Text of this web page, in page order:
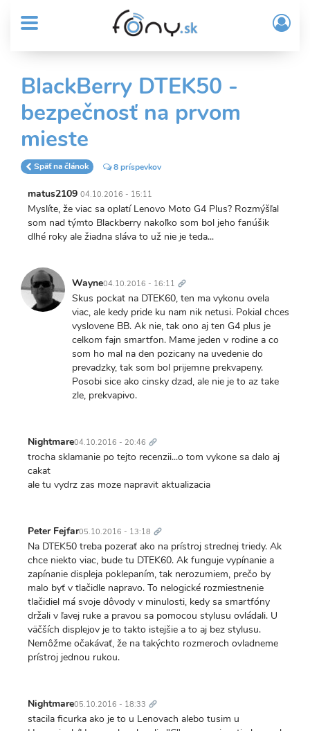
obsah
MENU
Sub
Header
menu
User
account
menu
/
BlackBerry DTEK50 -
bezpečnosť na prvom
mieste
Späť na článok 8 príspevkov
matus2109 04.10.2016 - 15:11
Myslíte, že viac sa oplatí Lenovo Moto G4 Plus? Rozmýšľal
som nad týmto Blackberry nakoľko som bol jeho fanúšik
dlhé roky ale žiadna sláva to už nie je teda...
Wayne04.10.2016 - 16:11 odkaz
Skus pockat na DTEK60, ten ma vykonu ovela
viac, ale kedy pride ku nam nik netusi. Pokial chces
vyslovene BB. Ak nie, tak ono aj ten G4 plus je
celkom fajn smartfon. Mame jeden v rodine a co
som ho mal na den pozicany na uvedenie do
prevadzky, tak som bol prijemne prekvapeny.
Posobi sice ako cinsky dzad, ale nie je to az take
zle, prekvapivo.
Nightmare04.10.2016 - 20:46 odkaz
trocha sklamanie po tejto recenzii...o tom vykone sa dalo aj
cakat
ale tu vydrz zas moze napravit aktualizacia
Peter Fejfar05.10.2016 - 13:18 odkaz
Na DTEK50 treba pozerať ako na prístroj strednej triedy. Ak
chce niekto viac, bude tu DTEK60. Ak funguje vypínanie a
zapínanie displeja poklepaním, tak nerozumiem, prečo by
malo byť v tlačidle napravo. To nelogické rozmiestnenie
tlačidiel má svoje dôvody v minulosti, kedy sa smartfóny
držali v ľavej ruke a pravou sa pomocou stylusu ovládali. U
väčších displejov je to takto istejšie a to aj bez stylusu.
Nemôžme očakávať, že na takýchto rozmeroch ovladneme
prístroj jednou rukou.
Nightmare05.10.2016 - 18:33 odkaz
stacila ficurka ako je to u Lenovach alebo tusim u